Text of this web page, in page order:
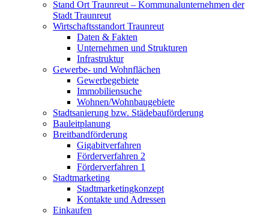
Stand Ort Traunreut – Kommunalunternehmen der
Stadt Traunreut
Wirtschaftsstandort Traunreut
Daten & Fakten
Unternehmen und Strukturen
Infrastruktur
Gewerbe- und Wohnflächen
Gewerbegebiete
Immobiliensuche
Wohnen/Wohnbaugebiete
Stadtsanierung bzw. Städebauförderung
Bauleitplanung
Breitbandförderung
Gigabitverfahren
Förderverfahren 2
Förderverfahren 1
Stadtmarketing
Stadtmarketingkonzept
Kontakte und Adressen
Einkaufen